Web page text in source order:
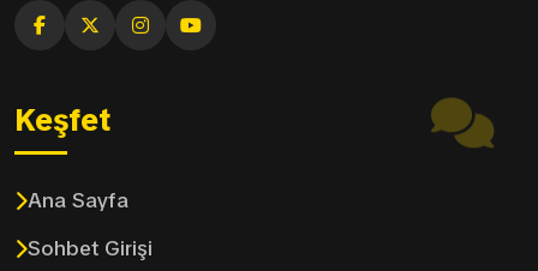
Keşfet
Ana Sayfa
Sohbet Girişi